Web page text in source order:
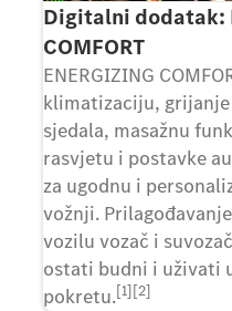
Digitalni dodatak:
COMFORT
ENERGIZING
klimatizaciju,
sjedala, masažnu
rasvjetu i postavke
za ugodnu i
vožnji.
vozilu vozač i
ostati budni i uživati
pokretu.[1][2]